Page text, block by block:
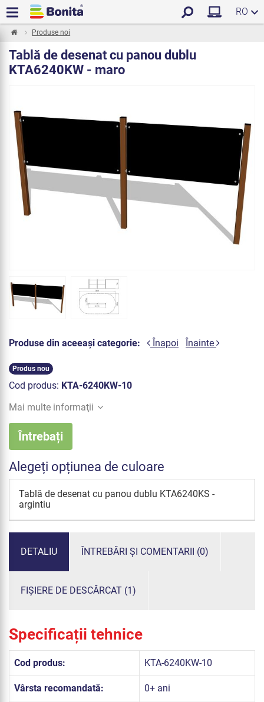
RO
Produse noi
Tablă de desenat cu panou dublu
KTA6240KW - maro
Produse din aceeași categorie: Înapoi Înainte
Produs nou
Cod produs: KTA-6240KW-10
Mai multe informaţii
Întrebați
Alegeți opțiunea de culoare
Tablă de desenat cu panou dublu KTA6240KS -
argintiu
DETALIU ÎNTREBĂRI ȘI COMENTARII (0)
FIȘIERE DE DESCĂRCAT (1)
Specificații tehnice
Cod produs: KTA-6240KW-10
Vârsta recomandată: 0+ ani